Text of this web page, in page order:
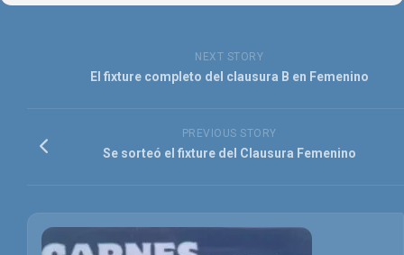
NEXT STORY
El fixture completo del clausura B en Femenino
PREVIOUS STORY
Se sorteó el fixture del Clausura Femenino